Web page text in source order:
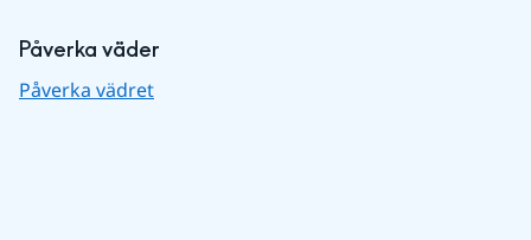
Påverka väder
Påverka vädret